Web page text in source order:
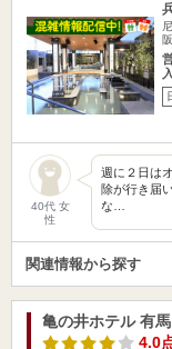
40代 女
性
週に２日は
除が行き届
な…
関連情報から探す
亀の井ホテル 有馬
4.0